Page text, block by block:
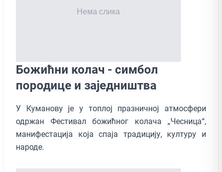
Божићни колач - симбол
породице и заједништва
У Куманову је у топлој празничној атмосфери
одржан Фестивал божићног колача „Чесница“,
манифестација која спаја традицију, културу и
народе.